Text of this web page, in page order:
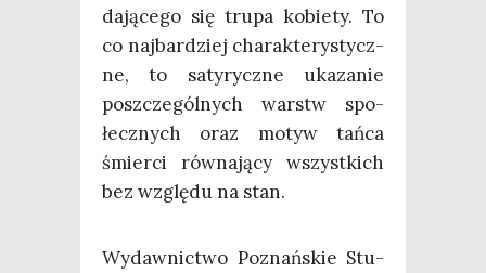
da­ją­ce­go się tru­pa kobie­ty. To
co naj­bar­dziej cha­rak­te­ry­stycz­
ne, to saty­rycz­ne uka­za­nie
poszcze­gól­nych warstw spo­
łecz­nych oraz motyw tań­ca
śmier­ci rów­na­ją­cy wszyst­kich
bez wzglę­du na stan.
Wydaw­nic­two Poznań­skie Stu­